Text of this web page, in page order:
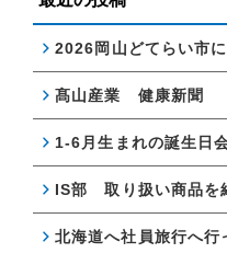
2026岡山どてらい市
髙山産業 健康新聞
1-6月生まれの誕生日
IS部 取り扱い商品を
北海道へ社員旅行へ行